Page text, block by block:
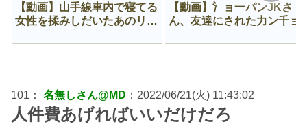
【動画】山手線車内で寝てる
女性を揉みしだいたあのリー
【動画】氵ョ一パンJKさ
ん、友達にされた力ン千ョ
101： 名無しさん@MD ：2022/06/21(火) 11:43:02
人件費あげればいいだけだろ